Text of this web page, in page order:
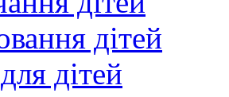
дітей
дітей